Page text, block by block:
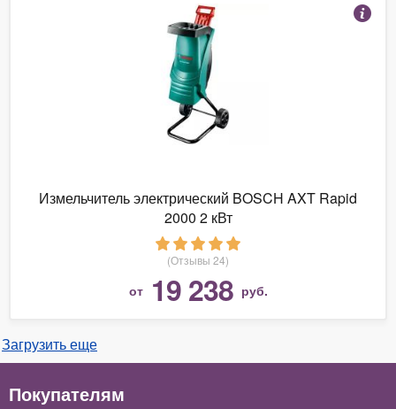
Измельчитель электрический BOSCH AXT Rapid
2000 2 кВт
(Отзывы 24)
от 19 238 руб.
Загрузить еще
Покупателям